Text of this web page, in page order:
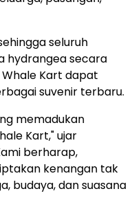
seluruh
hydrangea secara
Kart dapat
suvenir terbaru.
memadukan
Kart," ujar
berharap,
kenangan tak
budaya, dan suasana